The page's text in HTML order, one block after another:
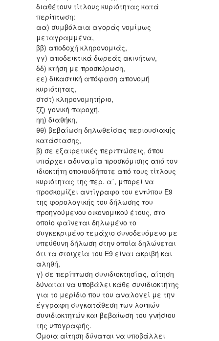
διαθέτουν τίτλους κυριότητας κατά
περίπτωση:
αα) συμβόλαια αγοράς νομίμως
μεταγραμμένα,
ββ) αποδοχή κληρονομιάς,
γγ) αποδεικτικά δωρεάς ακινήτων,
δδ) κτήση με προσκύρωση,
εε) δικαστική απόφαση απονομή
κυριότητας,
στστ) κληρονομητήριο,
ζζ) γονική παροχή,
ηη) διαθήκη,
θθ) βεβαίωση δηλωθείσας περιουσιακής
κατάστασης,
β) σε εξαιρετικές περιπτώσεις, όπου
υπάρχει αδυναμία προσκόμισης από τον
ιδιοκτήτη οποιουδήποτε από τους τίτλους
κυριότητας της περ. α΄, μπορεί να
προσκομίζει αντίγραφο του εντύπου Ε9
της φορολογικής του δήλωσης του
προηγούμενου οικονομικού έτους, στο
οποίο φαίνεται δηλωμένο το
συγκεκριμένο τεμάχιο συνοδευόμενο με
υπεύθυνη δήλωση στην οποία δηλώνεται
ότι τα στοιχεία του Ε9 είναι ακριβή και
αληθή,
γ) σε περίπτωση συνιδιοκτησίας, αίτηση
δύναται να υποβάλει κάθε συνιδιοκτήτης
για το μερίδιο που του αναλογεί με την
έγγραφη συγκατάθεση των λοιπών
συνιδιοκτητών και βεβαίωση του γνήσιου
της υπογραφής.
Όμοια αίτηση δύναται να υποβάλλει